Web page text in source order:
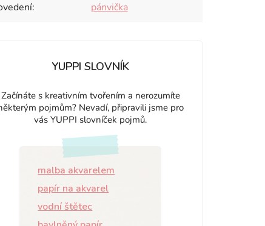
: pánvička
YUPPI SLOVNÍK
Začínáte s kreativním tvořením a nerozumíte
pojmům? Nevadí, připravili jsme pro
vás YUPPI slovníček pojmů.
malba akvarelem
papír na akvarel
vodní štětec